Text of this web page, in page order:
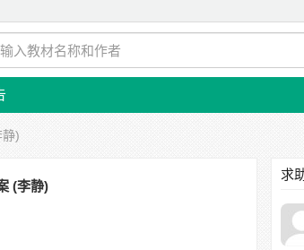
)
(李静)
求